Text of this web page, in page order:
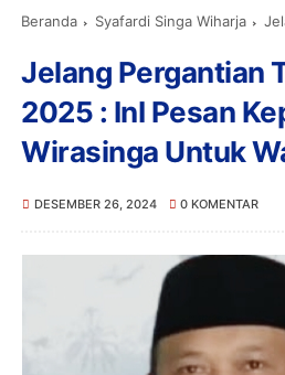
Beranda Syafardi Singa Wiharja Jelang
Jelang Pergantian
2025 : InI Pesan
Wirasinga Untuk
DESEMBER 26, 2024 0 KOMENTAR